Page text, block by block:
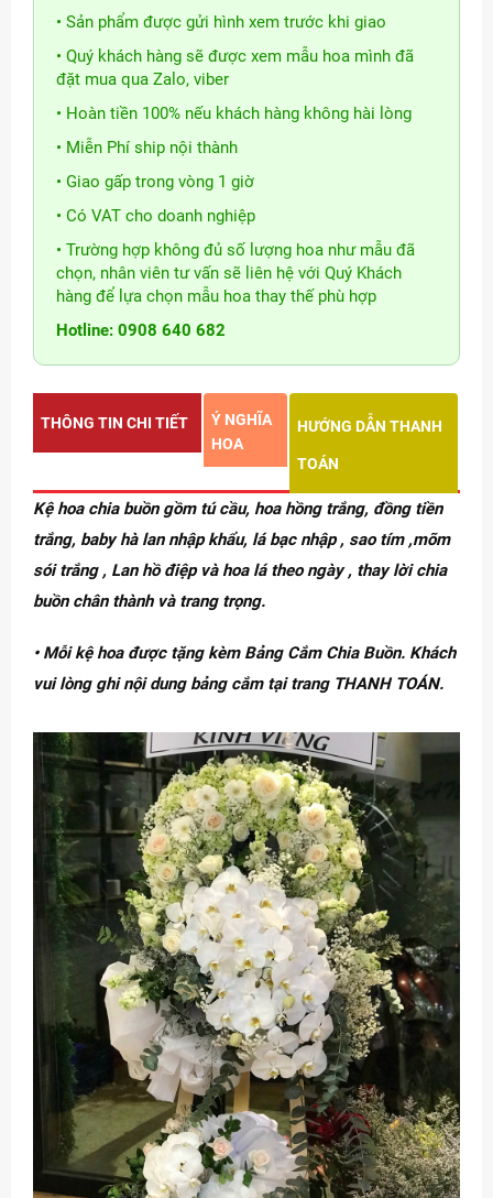
• Sản phẩm được gửi hình xem trước khi giao
• Quý khách hàng sẽ được xem mẫu hoa mình đã
đặt mua qua Zalo, viber
• Hoàn tiền 100% nếu khách hàng không hài lòng
• Miễn Phí ship nội thành
• Giao gấp trong vòng 1 giờ
• Có VAT cho doanh nghiệp
• Trường hợp không đủ số lượng hoa như mẫu đã
chọn, nhân viên tư vấn sẽ liên hệ với Quý Khách
hàng để lựa chọn mẫu hoa thay thế phù hợp
Hotline: 0908 640 682
THÔNG TIN CHI TIẾT
Ý NGHĨA
HOA
HƯỚNG DẪN THANH
TOÁN
Kệ hoa chia buồn gồm tú cầu, hoa hồng trắng, đồng tiền
trắng, baby hà lan nhập khẩu, lá bạc nhập , sao tím ,mõm
sói trắng , Lan hồ điệp và hoa lá theo ngày , thay lời chia
buồn chân thành và trang trọng.
• Mỗi kệ hoa được tặng kèm Bảng Cắm Chia Buồn. Khách
vui lòng ghi nội dung bảng cắm tại trang THANH TOÁN.